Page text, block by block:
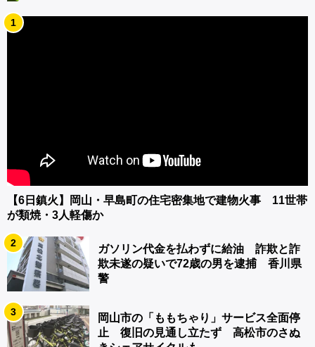
1
【6日鎮火】岡山・早島町の住宅密集地で建物火事 11世帯
が類焼・3人軽傷か
2
ガソリン代金を払わずに給油 詐欺と詐
欺未遂の疑いで72歳の男を逮捕 香川県
警
3
岡山市の「ももちゃり」サービス全面停
止 復旧の見通し立たず 高松市のさぬ